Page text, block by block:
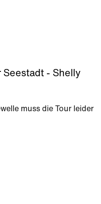
Seestadt - Shelly
muss die Tour leider